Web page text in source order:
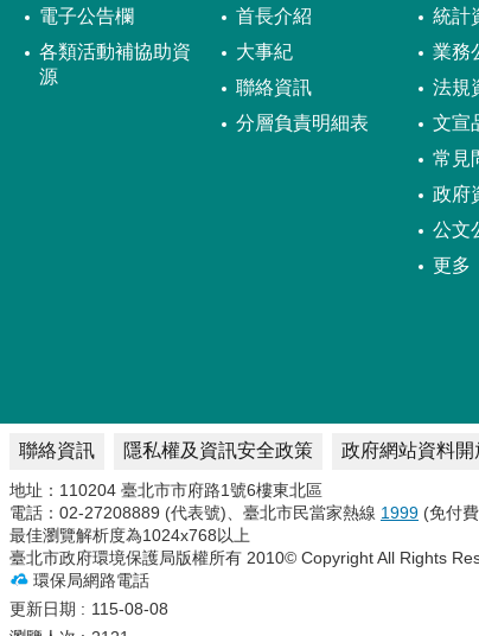
電子公告欄
各類活動補協助資
源
首長介紹
大事紀
聯絡資訊
分層負責明細表
統計
業務
法規
文宣
常見
政府
公文
更多
聯絡資訊 隱私權及資訊安全政策 政府網站資料開
地址：110204 臺北市市府路1號6樓東北區
電話：02-27208889 (代表號)、臺北市民當家熱線 1999 (免付
最佳瀏覽解析度為1024x768以上
臺北市政府環境保護局版權所有 2010© Copyright All Rights
環保局網路電話
更新日期
115-08-08